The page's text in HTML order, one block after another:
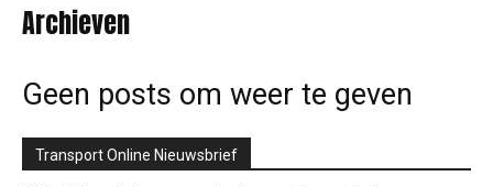
Archieven
Geen posts om weer te geven
Transport Online Nieuwsbrief